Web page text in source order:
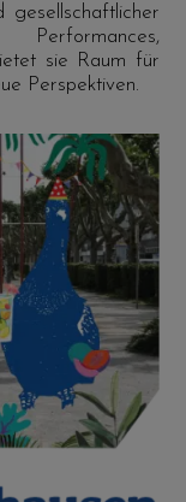
gesellschaftlicher
sie Raum für
Perspektiven.